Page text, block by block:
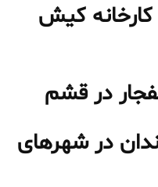
کارخانه کیش
در قشم
در شهرهای